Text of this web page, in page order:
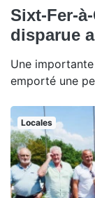
Sixt-Fer-
disparue
Une
emporté une
Locales